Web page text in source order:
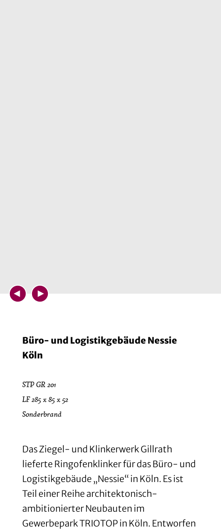
Büro- und Logistikgebäude Nessie
Köln
STP GR 201
LF 285 x 85 x 52
Sonderbrand
Das Ziegel- und Klinkerwerk Gillrath
lieferte Ringofenklinker für das Büro- und
Logistikgebäude „Nessie“ in Köln. Es ist
Teil einer Reihe architektonisch-
ambitionierter Neubauten im
Gewerbepark TRIOTOP in Köln. Entworfen